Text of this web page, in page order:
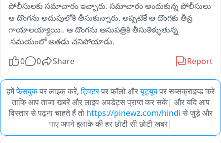
పోలీసులకు సమాచారం ఇచ్చారు. సమాచారం అందుకున్న పోలీసులు
ఆ దొంగను అదుపులోకి తీసుకున్నారు. అప్పటికే ఆ దొంగకు తీవ్ర
గాయాలయ్యాయి.. ఆ దొంగను ఆసుపత్రికి తీసుకెళ్ళుతున్న
సమయంలో అతడు చనిపోయాడు.
0
0 Share Report
हमेंफेसबुकपर लाइक करें, ट्विटरपर फॉलो औरयूट्यूबपर सब्सक्राइब्ड करें
ताकि आप ताजा खबरें और लाइव अपडेट्स प्राप्त कर सकें| और यदि आप
विस्तार से पढ़ना चाहते हैं तो https://pinewz.com/hindi से जुड़े और
पाए अपने इलाके की हर छोटी सी छोटी खबर|